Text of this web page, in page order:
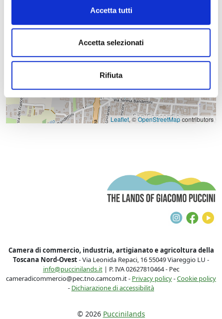
Accetta tutti
Accetta selezionati
Rifiuta
Leaflet, ©OpenStreetMapcontributors
Camera di commercio, industria, artigianato e agricoltura della
Toscana Nord-Ovest- Via Leonida Repaci, 16 55049 Viareggio LU -
info@puccinilands.it| P. IVA 02627810464 - Pec
cameradicommercio@pec.tno.camcom.it - Privacy policy-Cookie policy
- Dichiarazione di accessibilità
© 2026 Puccinilands